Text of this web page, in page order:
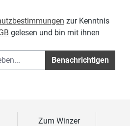
zur Kenntnis
gelesen und bin mit ihnen
Benachrichtigen
Zum Winzer